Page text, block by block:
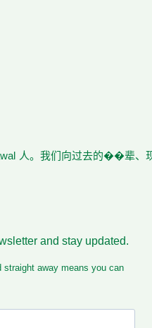
人。我们向过去的��辈、